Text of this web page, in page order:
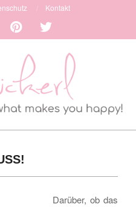
Kontakt
Darüber, ob das